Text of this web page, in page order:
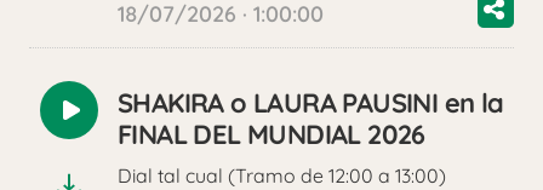
18/07/2026 · 1:00:00
Reproducir
audio
SHAKIRA o LAURA PAUSINI en la
FINAL DEL MUNDIAL 2026
Dial tal cual (Tramo de 12:00 a 13:00)